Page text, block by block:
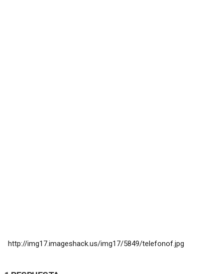
http://img17.imageshack.us/img17/5849/telefonof.jpg